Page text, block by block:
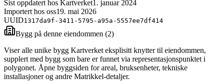
Sist oppdatert hos Kartverket1. januar 2024
Importert hos oss19. mai 2026
UUID1317da9f-3411-5795-a95a-5557ee7df414
Bygg på denne eiendommen (2)
Viser alle unike bygg Kartverket eksplisitt knytter til eiendommen,
supplert med bygg som bare er funnet via representasjonspunktet i
polygonet. Åpne byggsiden for areal, bruksenheter, tekniske
installasjoner og andre Matrikkel-detaljer.